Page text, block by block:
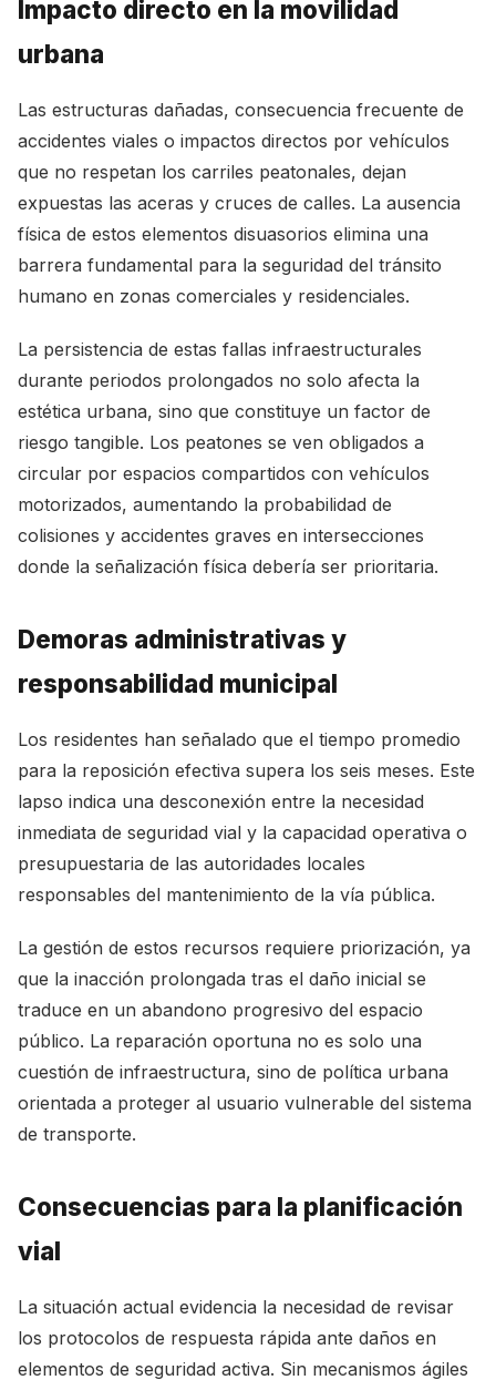
Impacto directo en la movilidad
urbana
Las estructuras dañadas, consecuencia frecuente de
accidentes viales o impactos directos por vehículos
que no respetan los carriles peatonales, dejan
expuestas las aceras y cruces de calles. La ausencia
física de estos elementos disuasorios elimina una
barrera fundamental para la seguridad del tránsito
humano en zonas comerciales y residenciales.
La persistencia de estas fallas infraestructurales
durante periodos prolongados no solo afecta la
estética urbana, sino que constituye un factor de
riesgo tangible. Los peatones se ven obligados a
circular por espacios compartidos con vehículos
motorizados, aumentando la probabilidad de
colisiones y accidentes graves en intersecciones
donde la señalización física debería ser prioritaria.
Demoras administrativas y
responsabilidad municipal
Los residentes han señalado que el tiempo promedio
para la reposición efectiva supera los seis meses. Este
lapso indica una desconexión entre la necesidad
inmediata de seguridad vial y la capacidad operativa o
presupuestaria de las autoridades locales
responsables del mantenimiento de la vía pública.
La gestión de estos recursos requiere priorización, ya
que la inacción prolongada tras el daño inicial se
traduce en un abandono progresivo del espacio
público. La reparación oportuna no es solo una
cuestión de infraestructura, sino de política urbana
orientada a proteger al usuario vulnerable del sistema
de transporte.
Consecuencias para la planificación
vial
La situación actual evidencia la necesidad de revisar
los protocolos de respuesta rápida ante daños en
elementos de seguridad activa. Sin mecanismos ágiles